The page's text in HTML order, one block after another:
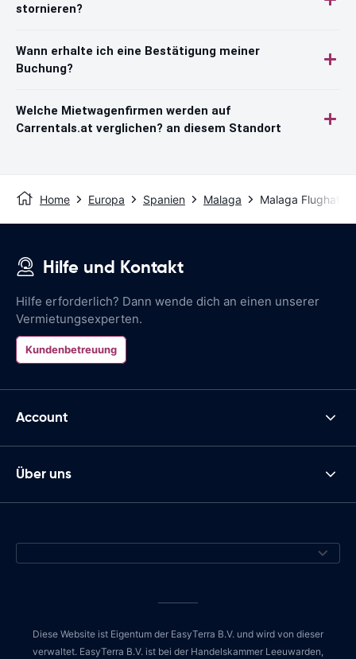
stornieren?
Wann erhalte ich eine Bestätigung meiner
Buchung?
Welche Mietwagenfirmen werden auf
Carrentals.at verglichen? an diesem Standort
Home Europa Spanien Malaga Malaga Flughafen
Hilfe und Kontakt
Hilfe erforderlich? Dann wende dich an einen unserer
Vermietungsexperten.
Kundenbetreuung
Account
Über uns
Diese Website ist Eigentum der EasyTerra B.V. und wird von dieser
verwaltet. EasyTerra B.V. ist bei der Handelskammer Leeuwarden,